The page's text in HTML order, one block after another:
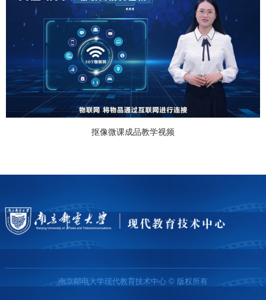
抠像微课成品教学视频
南京邮电大学现代教育技术中心 © 版权所有